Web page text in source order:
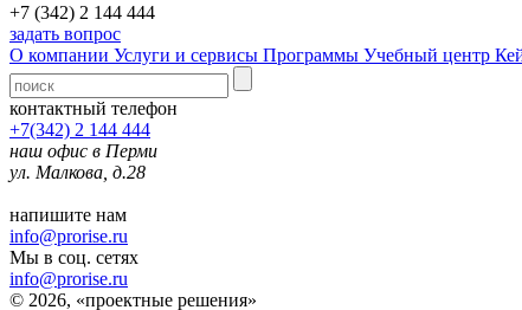
+7 (342) 2 144 444
задать вопрос
О компании Услуги и сервисы Программы Учебный центр
контактный телефон
+7(342) 2 144 444
наш офис в Перми
ул. Малкова, д.28
напишите нам
info@prorise.ru
Мы в соц. сетях
info@prorise.ru
© 2026, «проектные решения»